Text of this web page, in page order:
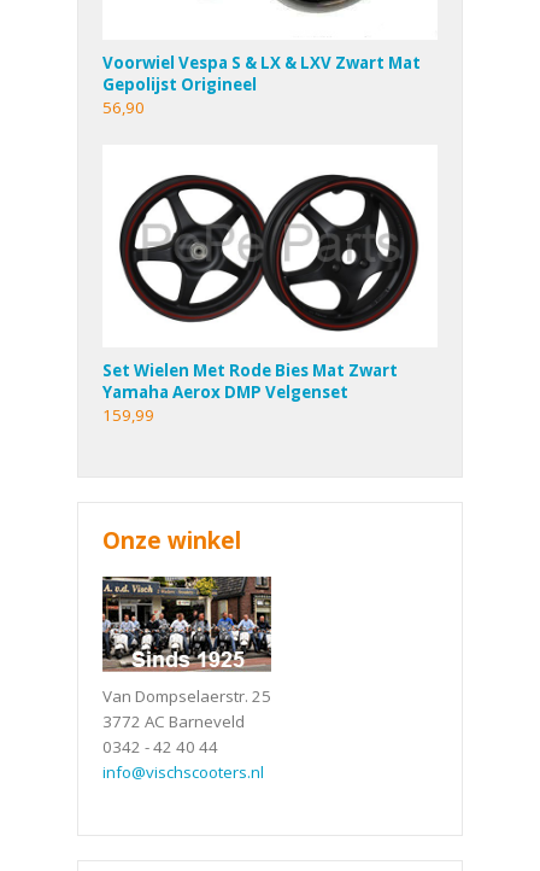
Voorwiel Vespa S & LX & LXV Zwart Mat
Gepolijst Origineel
56,90
Set Wielen Met Rode Bies Mat Zwart
Yamaha Aerox DMP Velgenset
159,99
Onze winkel
Van Dompselaerstr. 25
3772 AC Barneveld
0342 - 42 40 44
info@vischscooters.nl